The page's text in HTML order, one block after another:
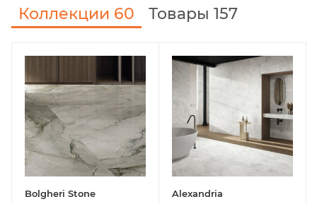
Коллекции 60 Товары 157
Bolgheri Stone Alexandria